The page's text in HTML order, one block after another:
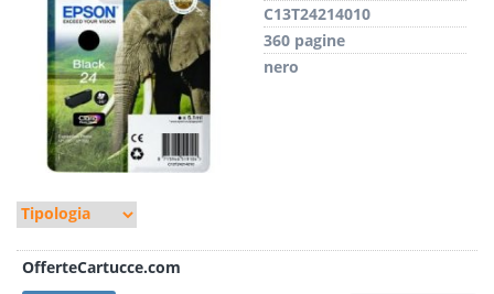
C13T24214010
360 pagine
nero
OfferteCartucce.com